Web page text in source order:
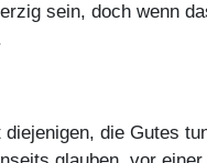
sein, doch wenn
die Gutes